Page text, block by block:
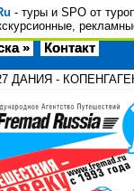
- туры и SPO от
» Контакт
ДАНИЯ - КОПЕНГАГЕН